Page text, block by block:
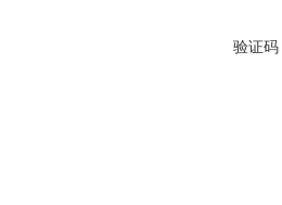
验证码